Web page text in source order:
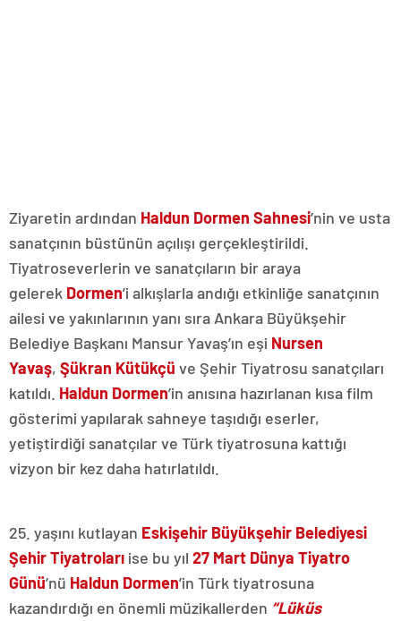
Ziyaretin ardından Haldun Dormen Sahnesi’nin ve usta
sanatçının büstünün açılışı gerçekleştirildi.
Tiyatroseverlerin ve sanatçıların bir araya
gelerek Dormen’i alkışlarla andığı etkinliğe sanatçının
ailesi ve yakınlarının yanı sıra Ankara Büyükşehir
Belediye Başkanı Mansur Yavaş’ın eşi Nursen
Yavaş, Şükran Kütükçü ve Şehir Tiyatrosu sanatçıları
katıldı. Haldun Dormen’in anısına hazırlanan kısa film
gösterimi yapılarak sahneye taşıdığı eserler,
yetiştirdiği sanatçılar ve Türk tiyatrosuna kattığı
vizyon bir kez daha hatırlatıldı.
25. yaşını kutlayan Eskişehir Büyükşehir Belediyesi
Şehir Tiyatroları ise bu yıl 27 Mart Dünya Tiyatro
Günü’nü Haldun Dormen’in Türk tiyatrosuna
kazandırdığı en önemli müzikallerden “Lüküs